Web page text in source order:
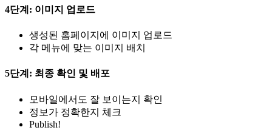
4단계: 이미지 업로드
생성된 홈페이지에 이미지 업로드
각 메뉴에 맞는 이미지 배치
5단계: 최종 확인 및 배포
모바일에서도 잘 보이는지 확인
정보가 정확한지 체크
Publish!